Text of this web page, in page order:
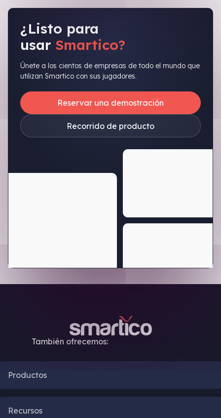
¿Listo para
usar Smartico?
Únete a los cientos de empresas de todo el mundo que
utilizan Smartico con sus jugadores.
Reservar una demostración
Recorrido de producto
También ofrecemos:
Productos
Recursos